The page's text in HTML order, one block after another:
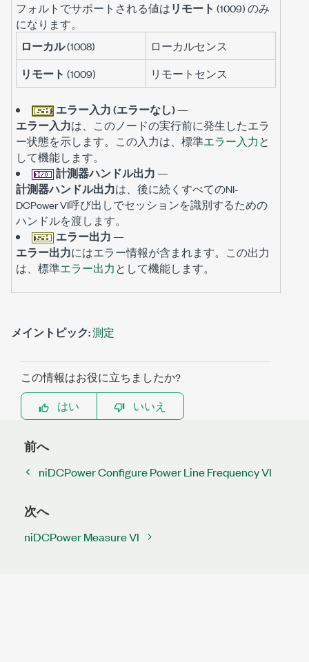
フォルトでサポートされる値はリモート (1009) のみ
になります。
ローカル(1008)
ローカルセンス
リモート (1009) リモートセンス
エラー入力 (エラーなし)—
エラー入力は、このノードの実行前に発生したエラ
ー状態を示します。この入力は、標準エラー入力と
して機能します。
計測器ハンドル出力 —
計測器ハンドル出力は、後に続くすべてのNI-
DCPower VI呼び出しでセッションを識別するための
ハンドルを渡します。
エラー出力 —
エラー出力にはエラー情報が含まれます。この出力
は、標準エラー出力として機能します。
メイントピック:測定
この情報はお役に立ちましたか?
はい
いいえ
前へ
niDCPower Configure Power Line Frequency VI
次へ
niDCPower Measure VI